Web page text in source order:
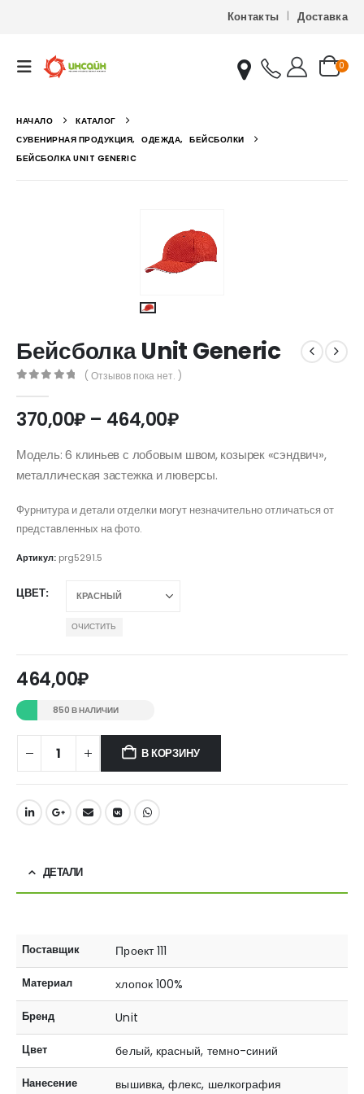
Контакты Доставка
0
НАЧАЛО
КАТАЛОГ
СУВЕНИРНАЯ ПРОДУКЦИЯ, ОДЕЖДА, БЕЙСБОЛКИ
БЕЙСБОЛКА UNIT GENERIC
Бейсболка Unit Generic
( Отзывов пока нет. )
370,00₽ – 464,00₽Диапазон
370,00₽
–
Модель: 6 клиньев с лобовым швом, козырек «сэндвич»,
металлическая застежка и люверсы.
Фурнитура и детали отделки могут незначительно отличаться от
представленных на фото.
Артикул: prg5291.5
ЦВЕТ
ОЧИСТИТЬ
464,00₽
850 В НАЛИЧИИ
В КОРЗИНУ
ДЕТАЛИ
Поставщик Проект 111
Материал хлопок 100%
Бренд Unit
Цвет белый, красный, темно-синий
Нанесение вышивка, флекс, шелкография